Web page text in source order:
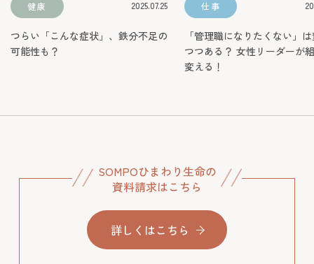
SOMPOひまわり生命の
資料請求はこちら
詳しくはこちら